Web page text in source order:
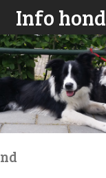
Info hond